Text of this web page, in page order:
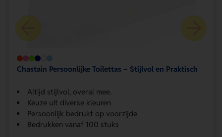
Chastain Persoonlijke Toilettas – Stijlvol en Praktisch
Altijd stijlvol, overal mee.
Keuze uit diverse kleuren
Persoonlijk bedrukt op voorzijde
Bedrukken vanaf 100 stuks